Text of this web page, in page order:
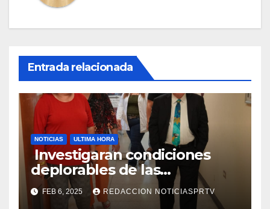
Entrada relacionada
NOTICIAS ULTIMA HORA
Investigaran condiciones
deplorables de las
facilidades el Departamento
de la Salud en Mayagüez
FEB 6, 2025 REDACCION NOTICIASPRTV